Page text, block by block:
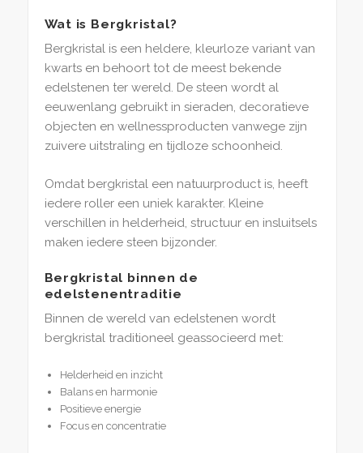
Wat is Bergkristal?
Bergkristal is een heldere, kleurloze variant van
kwarts en behoort tot de meest bekende
edelstenen ter wereld. De steen wordt al
eeuwenlang gebruikt in sieraden, decoratieve
objecten en wellnessproducten vanwege zijn
zuivere uitstraling en tijdloze schoonheid.
Omdat bergkristal een natuurproduct is, heeft
iedere roller een uniek karakter. Kleine
verschillen in helderheid, structuur en insluitsels
maken iedere steen bijzonder.
Bergkristal binnen de
edelstenentraditie
Binnen de wereld van edelstenen wordt
bergkristal traditioneel geassocieerd met:
Helderheid en inzicht
Balans en harmonie
Positieve energie
Focus en concentratie